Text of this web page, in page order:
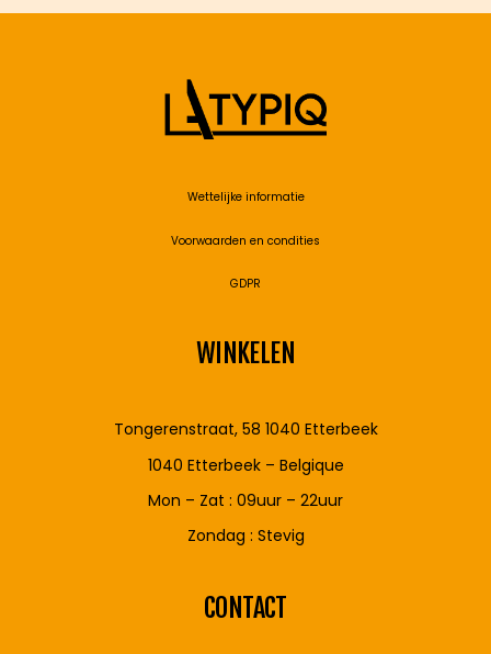
Wettelijke informatie
Voorwaarden en condities
GDPR
WINKELEN
Tongerenstraat, 58 1040 Etterbeek
1040 Etterbeek – Belgique
Mon – Zat : 09uur – 22uur
Zondag : Stevig
CONTACT